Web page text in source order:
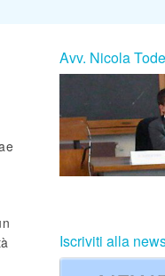
Avv. Nicola
Iscriviti alla